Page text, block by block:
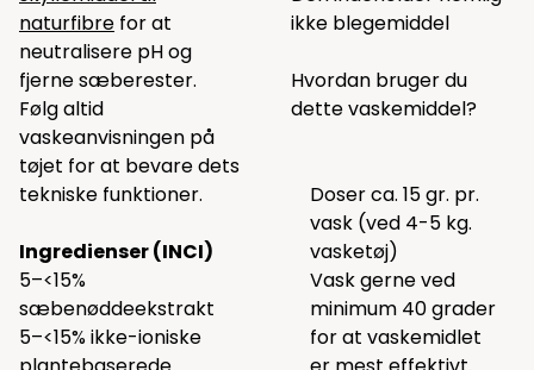
naturfibre for at
neutralisere pH og
fjerne sæberester.
Følg altid
vaskeanvisningen på
tøjet for at bevare dets
tekniske funktioner.
Ingredienser (INCI)
5–<15%
sæbenøddeekstrakt
5–<15% ikke-ioniske
ikke blegemiddel
Hvordan bruger du
dette vaskemiddel?
Doser ca. 15 gr. pr.
vask (ved 4-5 kg.
vasketøj)
Vask gerne ved
minimum 40 grader
for at vaskemidlet